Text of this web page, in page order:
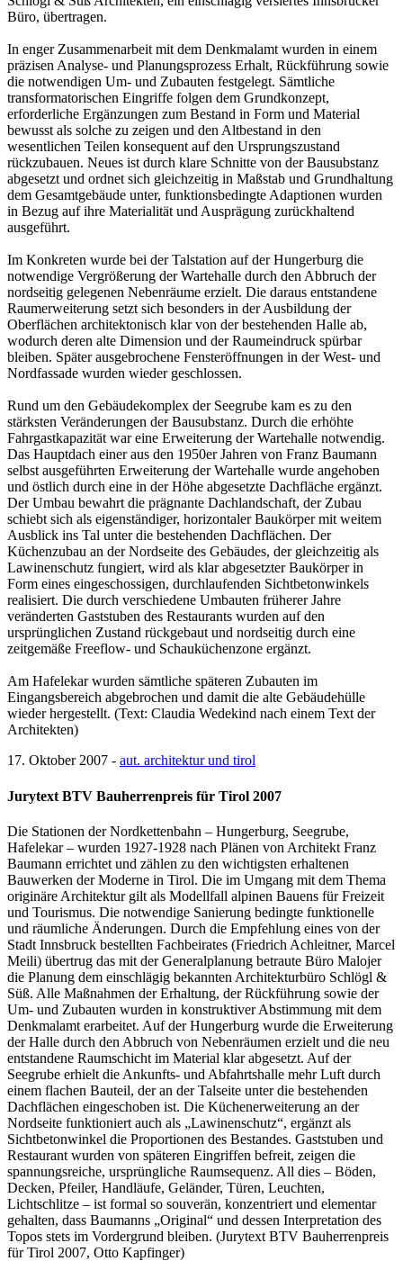
Büro, übertragen.
In enger Zusammenarbeit mit dem Denkmalamt wurden in einem
präzisen Analyse- und Planungsprozess Erhalt, Rückführung sowie
die notwendigen Um- und Zubauten festgelegt. Sämtliche
transformatorischen Eingriffe folgen dem Grundkonzept,
erforderliche Ergänzungen zum Bestand in Form und Material
bewusst als solche zu zeigen und den Altbestand in den
wesentlichen Teilen konsequent auf den Ursprungszustand
rückzubauen. Neues ist durch klare Schnitte von der Bausubstanz
abgesetzt und ordnet sich gleichzeitig in Maßstab und Grundhaltung
dem Gesamtgebäude unter, funktionsbedingte Adaptionen wurden
in Bezug auf ihre Materialität und Ausprägung zurückhaltend
ausgeführt.
Im Konkreten wurde bei der Talstation auf der Hungerburg die
notwendige Vergrößerung der Wartehalle durch den Abbruch der
nordseitig gelegenen Nebenräume erzielt. Die daraus entstandene
Raumerweiterung setzt sich besonders in der Ausbildung der
Oberflächen architektonisch klar von der bestehenden Halle ab,
wodurch deren alte Dimension und der Raumeindruck spürbar
bleiben. Später ausgebrochene Fensteröffnungen in der West- und
Nordfassade wurden wieder geschlossen.
Rund um den Gebäudekomplex der Seegrube kam es zu den
stärksten Veränderungen der Bausubstanz. Durch die erhöhte
Fahrgastkapazität war eine Erweiterung der Wartehalle notwendig.
Das Hauptdach einer aus den 1950er Jahren von Franz Baumann
selbst ausgeführten Erweiterung der Wartehalle wurde angehoben
und östlich durch eine in der Höhe abgesetzte Dachfläche ergänzt.
Der Umbau bewahrt die prägnante Dachlandschaft, der Zubau
schiebt sich als eigenständiger, horizontaler Baukörper mit weitem
Ausblick ins Tal unter die bestehenden Dachflächen. Der
Küchenzubau an der Nordseite des Gebäudes, der gleichzeitig als
Lawinenschutz fungiert, wird als klar abgesetzter Baukörper in
Form eines eingeschossigen, durchlaufenden Sichtbetonwinkels
realisiert. Die durch verschiedene Umbauten früherer Jahre
veränderten Gaststuben des Restaurants wurden auf den
ursprünglichen Zustand rückgebaut und nordseitig durch eine
zeitgemäße Freeflow- und Schauküchenzone ergänzt.
Am Hafelekar wurden sämtliche späteren Zubauten im
Eingangsbereich abgebrochen und damit die alte Gebäudehülle
wieder hergestellt. (Text: Claudia Wedekind nach einem Text der
Architekten)
17. Oktober 2007 - aut. architektur und tirol
Jurytext BTV Bauherrenpreis für Tirol 2007
Die Stationen der Nordkettenbahn – Hungerburg, Seegrube,
Hafelekar – wurden 1927-1928 nach Plänen von Architekt Franz
Baumann errichtet und zählen zu den wichtigsten erhaltenen
Bauwerken der Moderne in Tirol. Die im Umgang mit dem Thema
originäre Architektur gilt als Modellfall alpinen Bauens für Freizeit
und Tourismus. Die notwendige Sanierung bedingte funktionelle
und räumliche Änderungen. Durch die Empfehlung eines von der
Stadt Innsbruck bestellten Fachbeirates (Friedrich Achleitner, Marcel
Meili) übertrug das mit der Generalplanung betraute Büro Malojer
die Planung dem einschlägig bekannten Architekturbüro Schlögl &
Süß. Alle Maßnahmen der Erhaltung, der Rückführung sowie der
Um- und Zubauten wurden in konstruktiver Abstimmung mit dem
Denkmalamt erarbeitet. Auf der Hungerburg wurde die Erweiterung
der Halle durch den Abbruch von Nebenräumen erzielt und die neu
entstandene Raumschicht im Material klar abgesetzt. Auf der
Seegrube erhielt die Ankunfts- und Abfahrtshalle mehr Luft durch
einem flachen Bauteil, der an der Talseite unter die bestehenden
Dachflächen eingeschoben ist. Die Küchenerweiterung an der
Nordseite funktioniert auch als „Lawinenschutz“, ergänzt als
Sichtbetonwinkel die Proportionen des Bestandes. Gaststuben und
Restaurant wurden von späteren Eingriffen befreit, zeigen die
spannungsreiche, ursprüngliche Raumsequenz. All dies – Böden,
Decken, Pfeiler, Handläufe, Geländer, Türen, Leuchten,
Lichtschlitze – ist formal so souverän, konzentriert und elementar
gehalten, dass Baumanns „Original“ und dessen Interpretation des
Topos stets im Vordergrund bleiben. (Jurytext BTV Bauherrenpreis
für Tirol 2007, Otto Kapfinger)